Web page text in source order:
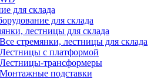
для склада
для склада
лестницы для склада
Все стремянки, лестницы для склада
Лестницы с платформой
Лестницы-трансформеры
Монтажные подставки